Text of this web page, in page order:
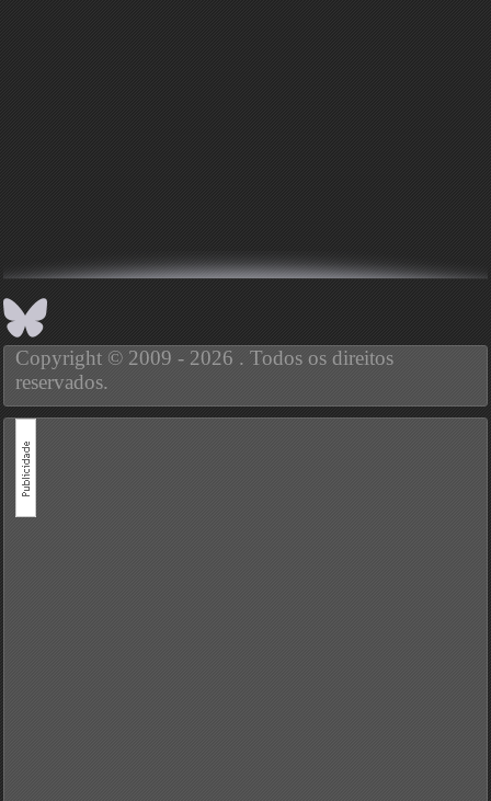
Copyright © 2009 - 2026 . Todos os direitos
reservados.